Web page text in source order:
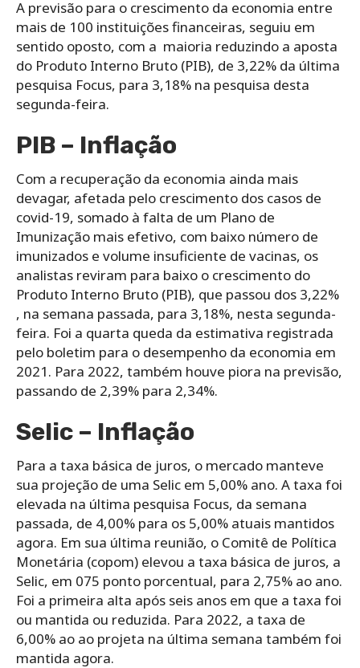
A previsão para o crescimento da economia entre
mais de 100 instituições financeiras, seguiu em
sentido oposto, com a maioria reduzindo a aposta
do Produto Interno Bruto (PIB), de 3,22% da última
pesquisa Focus, para 3,18% na pesquisa desta
segunda-feira.
PIB – Inflação
Com a recuperação da economia ainda mais
devagar, afetada pelo crescimento dos casos de
covid-19, somado à falta de um Plano de
Imunização mais efetivo, com baixo número de
imunizados e volume insuficiente de vacinas, os
analistas reviram para baixo o crescimento do
Produto Interno Bruto (PIB), que passou dos 3,22%
, na semana passada, para 3,18%, nesta segunda-
feira. Foi a quarta queda da estimativa registrada
pelo boletim para o desempenho da economia em
2021. Para 2022, também houve piora na previsão,
passando de 2,39% para 2,34%.
Selic – Inflação
Para a taxa básica de juros, o mercado manteve
sua projeção de uma Selic em 5,00% ano. A taxa foi
elevada na última pesquisa Focus, da semana
passada, de 4,00% para os 5,00% atuais mantidos
agora. Em sua última reunião, o Comitê de Política
Monetária (copom) elevou a taxa básica de juros, a
Selic, em 075 ponto porcentual, para 2,75% ao ano.
Foi a primeira alta após seis anos em que a taxa foi
ou mantida ou reduzida. Para 2022, a taxa de
6,00% ao ao projeta na última semana também foi
mantida agora.